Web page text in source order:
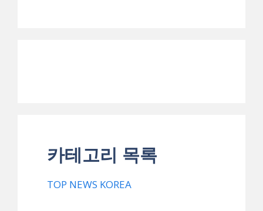
카테고리 목록
TOP NEWS KOREA